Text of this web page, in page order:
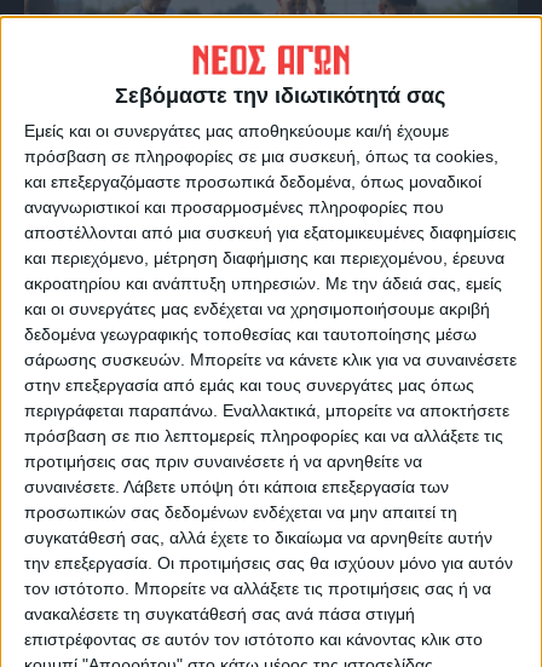
Σεβόμαστε την ιδιωτικότητά σας
Εμείς και οι συνεργάτες μας αποθηκεύουμε και/ή έχουμε
πρόσβαση σε πληροφορίες σε μια συσκευή, όπως τα cookies,
και επεξεργαζόμαστε προσωπικά δεδομένα, όπως μοναδικοί
αναγνωριστικοί και προσαρμοσμένες πληροφορίες που
αποστέλλονται από μια συσκευή για εξατομικευμένες διαφημίσεις
και περιεχόμενο, μέτρηση διαφήμισης και περιεχομένου, έρευνα
ακροατηρίου και ανάπτυξη υπηρεσιών. Με την άδειά σας, εμείς
και οι συνεργάτες μας ενδέχεται να χρησιμοποιήσουμε ακριβή
δεδομένα γεωγραφικής τοποθεσίας και ταυτοποίησης μέσω
σάρωσης συσκευών. Μπορείτε να κάνετε κλικ για να συναινέσετε
στην επεξεργασία από εμάς και τους συνεργάτες μας όπως
περιγράφεται παραπάνω. Εναλλακτικά, μπορείτε να αποκτήσετε
πρόσβαση σε πιο λεπτομερείς πληροφορίες και να αλλάξετε τις
προτιμήσεις σας πριν συναινέσετε ή να αρνηθείτε να
συναινέσετε. Λάβετε υπόψη ότι κάποια επεξεργασία των
προσωπικών σας δεδομένων ενδέχεται να μην απαιτεί τη
συγκατάθεσή σας, αλλά έχετε το δικαίωμα να αρνηθείτε αυτήν
την επεξεργασία. Οι προτιμήσεις σας θα ισχύουν μόνο για αυτόν
τον ιστότοπο. Μπορείτε να αλλάξετε τις προτιμήσεις σας ή να
ανακαλέσετε τη συγκατάθεσή σας ανά πάσα στιγμή
επιστρέφοντας σε αυτόν τον ιστότοπο και κάνοντας κλικ στο
WEB TV
Προετοιμασία Δόξας Μασχολουρίου